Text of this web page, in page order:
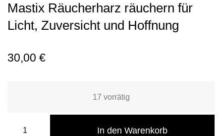
Mastix Räucherharz räuchern für
Licht, Zuversicht und Hoffnung
30,00 €
17 vorrätig
In den Warenkorb